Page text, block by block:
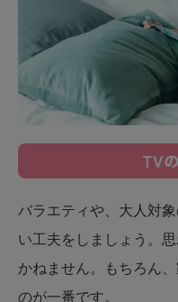
TV
バラエティや、大人対
い工夫をしましょう。
かねません。もちろん
のが一番です。